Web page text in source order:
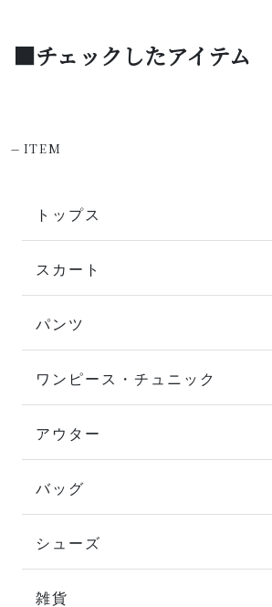
■チェックしたアイテム
-ITEM
トップス
スカート
パンツ
ワンピース・チュニック
アウター
バッグ
シューズ
雑貨